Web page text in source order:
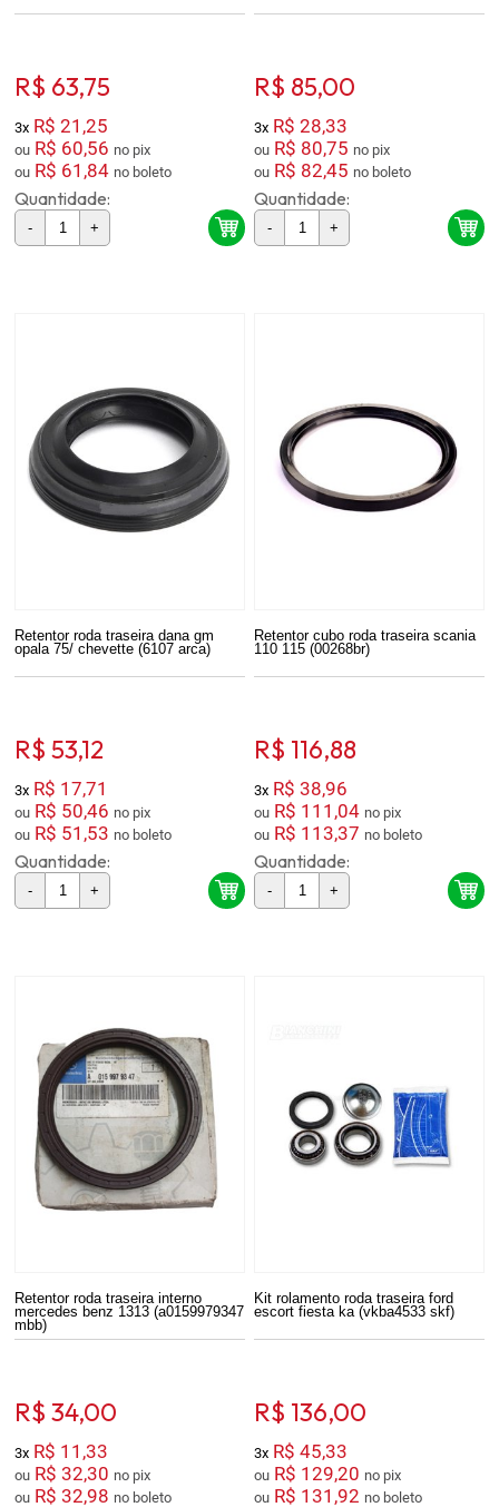
R$ 63,75
3x R$ 21,25
ou R$ 60,56
no pix
ou R$ 61,84 no boleto
Quantidade:
- +
R$ 85,00
3x R$ 28,33
ou R$ 80,75
no pix
ou R$ 82,45 no boleto
Quantidade:
- +
Retentor roda traseira dana gm
opala 75/ chevette (6107 arca)
R$ 53,12
3x R$ 17,71
ou R$ 50,46
no pix
ou R$ 51,53 no boleto
Quantidade:
- +
Retentor cubo roda traseira scania
110 115 (00268br)
R$ 116,88
3x R$ 38,96
ou R$ 111,04
no pix
ou R$ 113,37 no boleto
Quantidade:
- +
Retentor roda traseira interno
mercedes benz 1313 (a0159979347
mbb)
R$ 34,00
3x R$ 11,33
ou R$ 32,30
no pix
ou R$ 32,98 no boleto
Kit rolamento roda traseira ford
escort fiesta ka (vkba4533 skf)
R$ 136,00
3x R$ 45,33
ou R$ 129,20
no pix
ou R$ 131,92 no boleto